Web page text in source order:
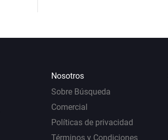
Nosotros
Sobre Búsqueda
Comercial
Políticas de privacidad
Términos y Condiciones